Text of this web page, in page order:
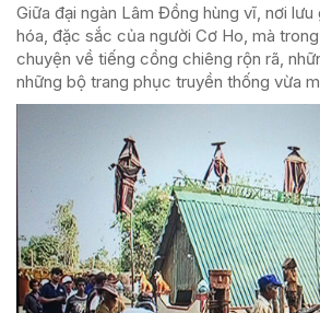
Giữa đại ngàn Lâm Đồng hùng vĩ, nơi lưu
hóa, đặc sắc của người Cơ Ho, mà
chuyện về tiếng cồng chiêng rộn rã,
những bộ trang phục truyền thống vừa